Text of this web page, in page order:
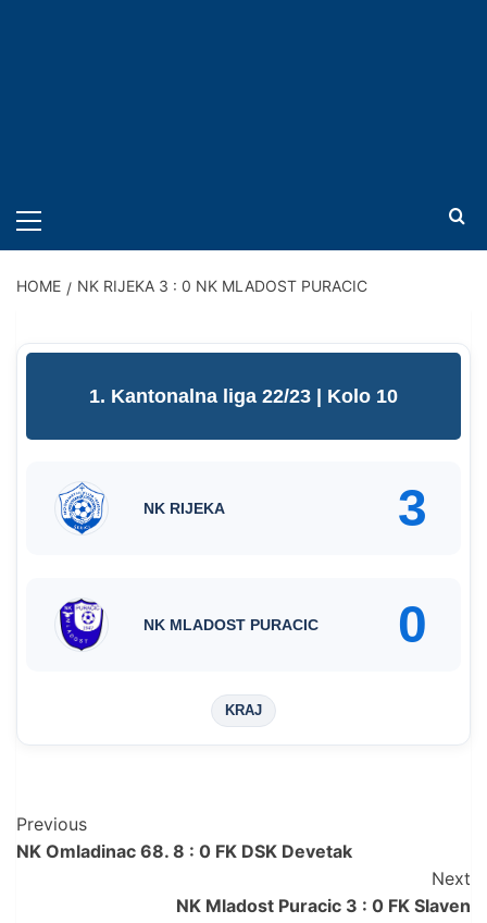
MENU
HOME NK RIJEKA 3 : 0 NK MLADOST PURACIC
1. Kantonalna liga 22/23 | Kolo 10
NK RIJEKA 3
NK MLADOST PURACIC 0
KRAJ
Post
Navigation
Previous
NK Omladinac 68. 8 : 0 FK DSK Devetak
Next
NK Mladost Puracic 3 : 0 FK Slaven